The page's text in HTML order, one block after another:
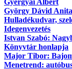
Gyergyai Albert
György Dávid
Hulladékudvar,
Idegenvezetés
Istvan Szabó:
Könyvtár honlapja
Major Tibor:
Menetrend: